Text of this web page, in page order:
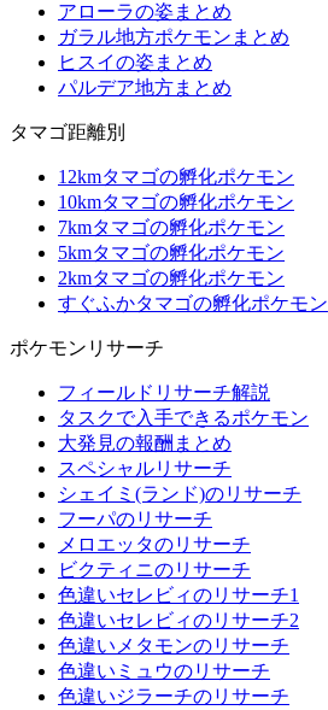
アローラの姿まとめ
ガラル地方ポケモンまとめ
ヒスイの姿まとめ
パルデア地方まとめ
タマゴ距離別
12kmタマゴの孵化ポケモン
10kmタマゴの孵化ポケモン
7kmタマゴの孵化ポケモン
5kmタマゴの孵化ポケモン
2kmタマゴの孵化ポケモン
すぐふかタマゴの孵化ポケモン
ポケモンリサーチ
フィールドリサーチ解説
タスクで入手できるポケモン
大発見の報酬まとめ
スペシャルリサーチ
シェイミ(ランド)のリサーチ
フーパのリサーチ
メロエッタのリサーチ
ビクティニのリサーチ
色違いセレビィのリサーチ1
色違いセレビィのリサーチ2
色違いメタモンのリサーチ
色違いミュウのリサーチ
色違いジラーチのリサーチ